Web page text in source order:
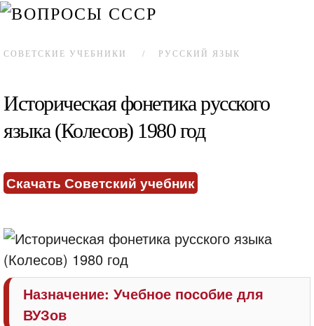
СОВЕТСКИЕ УЧЕБНИКИ РУССКИЙ ЯЗЫК
Историческая фонетика русского
языка (Колесов) 1980 год
Скачать Советский учебник
Назначение: Учебное пособие для
ВУЗов